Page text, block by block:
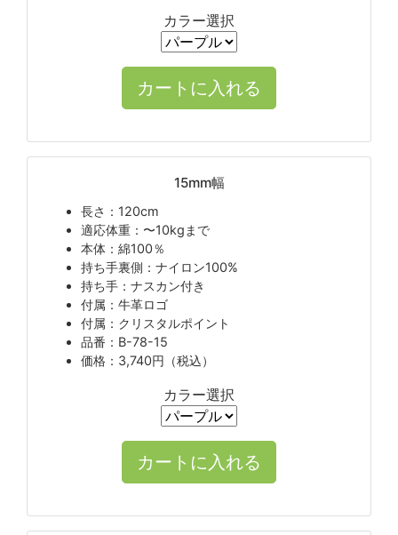
カラー選択
15mm幅
長さ：120cm
適応体重：〜10kgまで
本体：綿100％
持ち手裏側：ナイロン100%
持ち手：ナスカン付き
付属：牛革ロゴ
付属：クリスタルポイント
品番：B-78-15
価格：3,740円（税込）
カラー選択